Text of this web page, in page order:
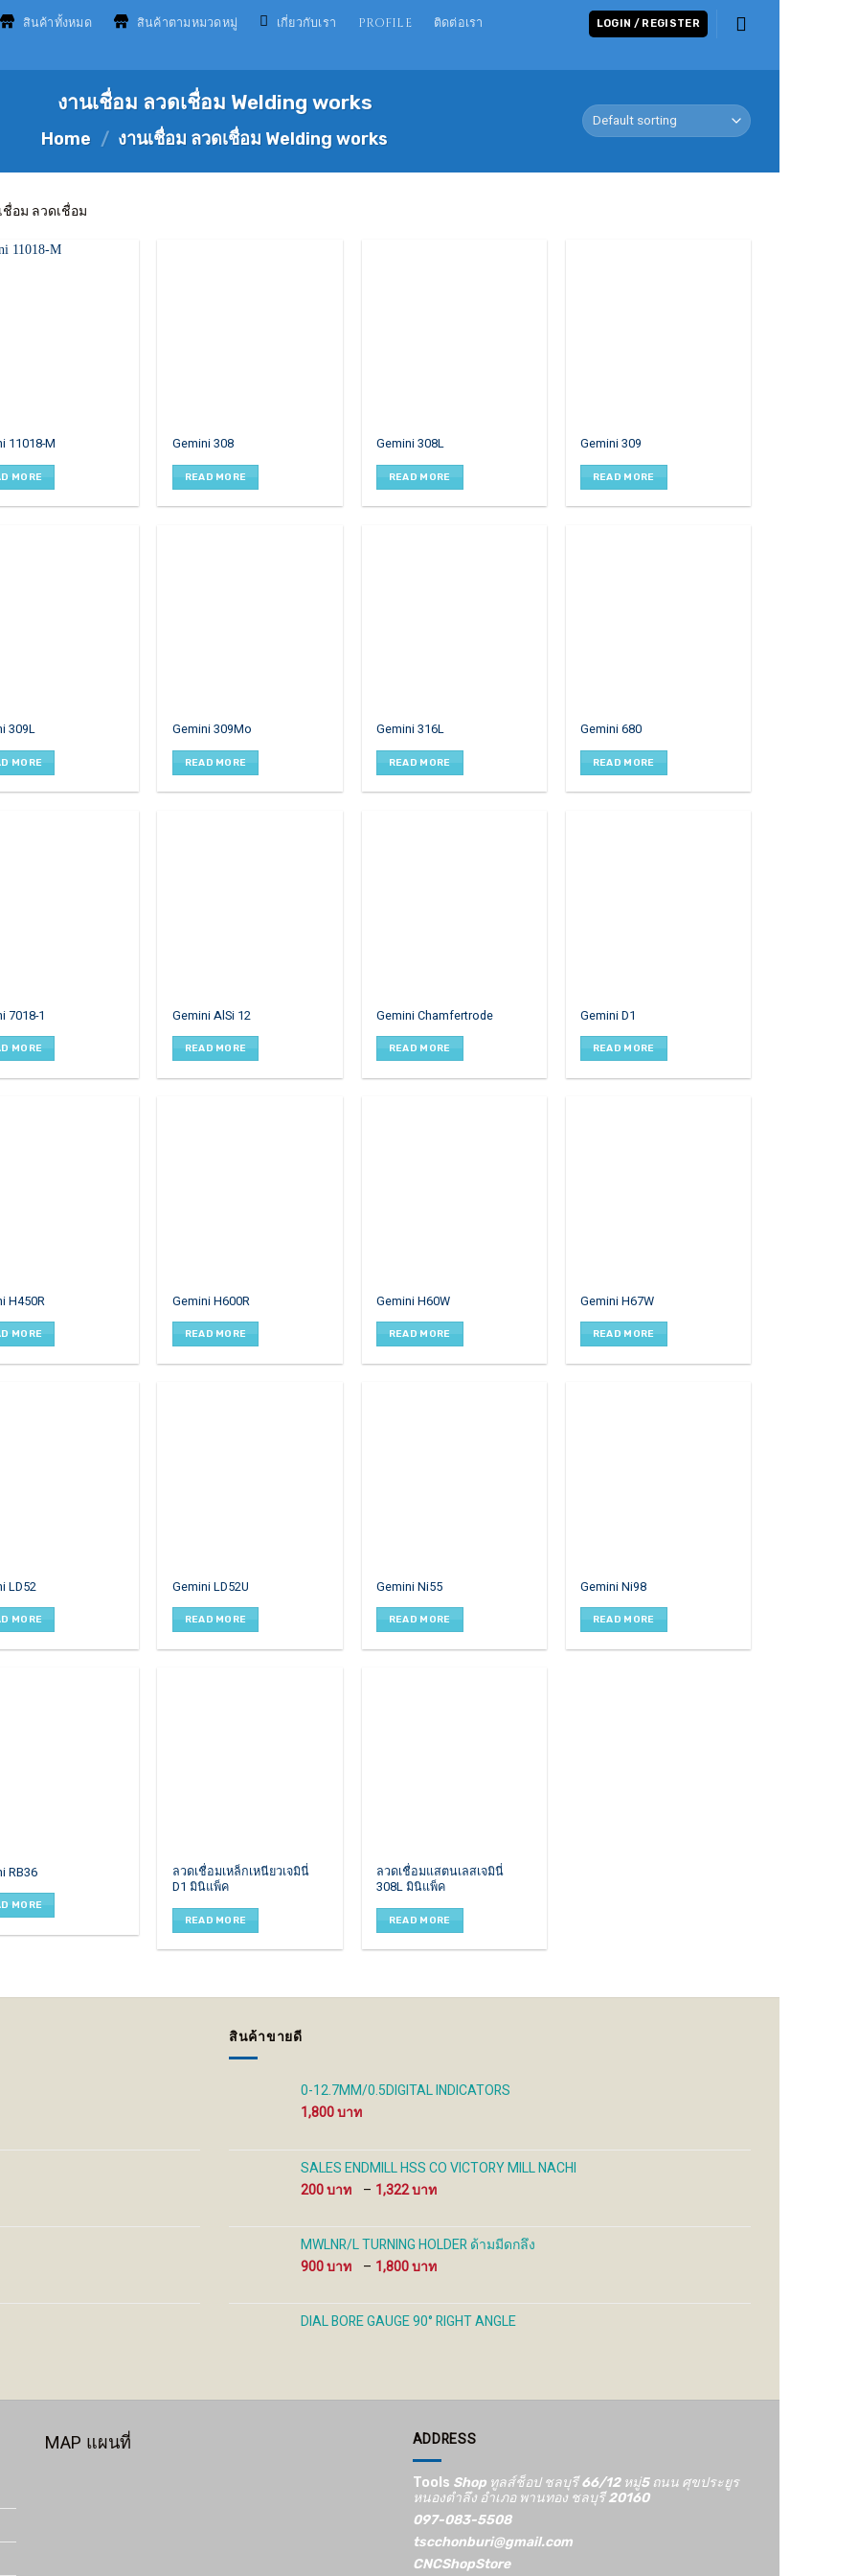
สินค้าทั้งหมด สินค้าตามหมวดหมู่ เกี่ยวกับเรา PROFILE ติดต่อเรา LOGIN / REGISTER
งานเชื่อม ลวดเชื่อม Welding works
Home / งานเชื่อม ลวดเชื่อม Welding works
อม ลวดเชื่อม
11018-M
MORE
Gemini 308
READ MORE
Gemini 308L
READ MORE
Gemini 309
READ MORE
309L
MORE
Gemini 309Mo
READ MORE
Gemini 316L
READ MORE
Gemini 680
READ MORE
7018-1
MORE
Gemini AlSi 12
READ MORE
Gemini Chamfertrode
READ MORE
Gemini D1
READ MORE
H450R
MORE
Gemini H600R
READ MORE
Gemini H60W
READ MORE
Gemini H67W
READ MORE
LD52
MORE
Gemini LD52U
READ MORE
Gemini Ni55
READ MORE
Gemini Ni98
READ MORE
RB36
MORE
ลวดเชื่อมเหล็กเหนียวเจมินี่
D1 มินิแพ็ค
READ MORE
ลวดเชื่อมแสตนเลสเจมินี่
308L มินิแพ็ค
READ MORE
สินค้าขายดี
0-12.7MM/0.5DIGITAL INDICATORS
1,800
SALES ENDMILL HSS CO VICTORY MILL NACHI
200
– 1,322
200 ฿
through
MWLNR/L TURNING HOLDER ด้ามมีดกลึง
900
– 1,800
900 ฿
through
DIAL BORE GAUGE 90° RIGHT ANGLE
MAP แผนที่ ADDRESS
Tools Shop ทูลส์ช็อป ชลบุรี 66/12​ หมู่5​ ถนน ศุขประยูร
หนองตำลึง อำเภอ พานทอง ชลบุรี 20160
097-083-5508
tscchonburi@gmail.com
CNCShopStore